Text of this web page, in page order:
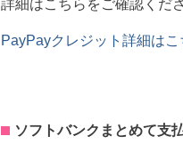
詳細はこちらをご確認くだ
PayPayクレジット詳細はこ
ソフトバンクまとめて支